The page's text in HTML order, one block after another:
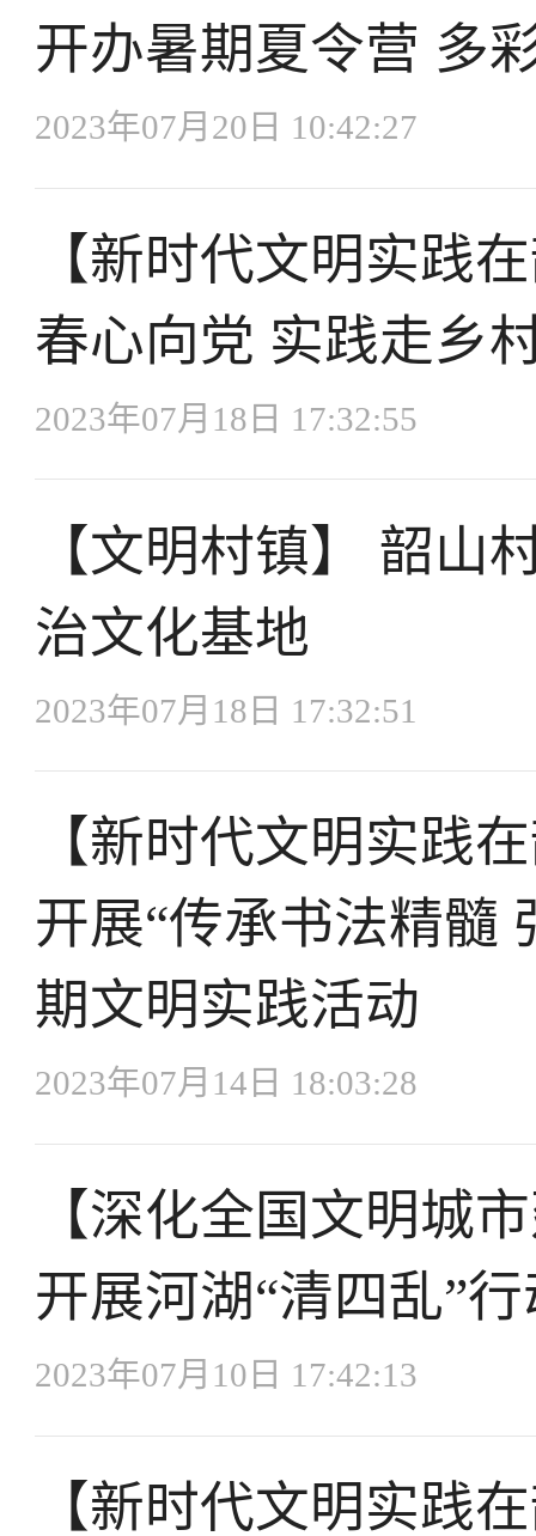
开办暑期夏令营 多
2023年07月20日 10:42:27
【新时代文明实践
春心向党 实践走乡
2023年07月18日 17:32:55
【文明村镇】 韶山
治文化基地
2023年07月18日 17:32:51
【新时代文明实践
开展“传承书法精髓
期文明实践活动
2023年07月14日 18:03:28
【深化全国文明城
开展河湖“清四乱”
2023年07月10日 17:42:13
【新时代文明实践